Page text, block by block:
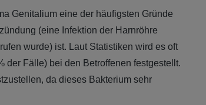
Genitalium eine der häufigsten Gründe
(eine Infektion der Harnröhre
wurde) ist. Laut Statistiken wird es oft
der Fälle) bei den Betroffenen festgestellt.
da dieses Bakterium sehr